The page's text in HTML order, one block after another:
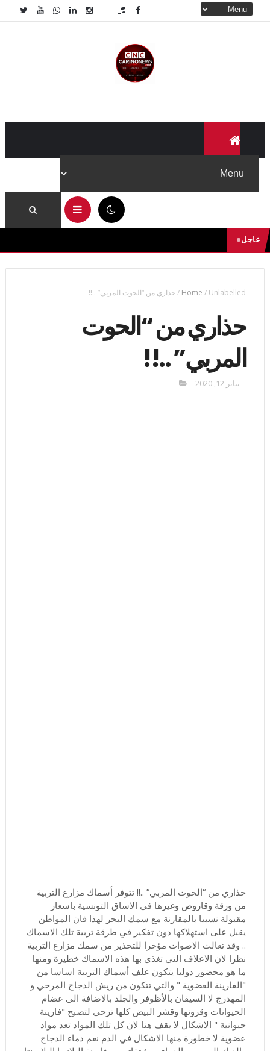
عاجل
Home / Unlabelled
/حذاري من “الحوت المربي” ..!!
حذاري من “الحوت
المربي” ..!!
يناير 12, 2020
حذاري من “الحوت المربي” ..!! تتوفر أسماك مزارع التربية
من ورقة وقاروص وغيرها في الاساق التونسية باسعار
مقبولة نسبيا بالمقارنة مع سمك البحر لهذا فان المواطن
يقبل على استهلاكها دون تفكير في طرقة تربية تلك الاسماك
.. وقد تعالت الاصوات مؤخرا للتحذير من سمك مزارع التربية
نظرا لان الاعلاف التي تغذي بها هذه الاسماك خطيرة ومنها
ما هو محضور دوليا يتكون علف أسماك التربية اساسا من
"الفارينة العضوية " والتي تتكون من ريش الدجاج المرحي و
المهدرج لا السيقان بالأظوفر والجلد بالاضافة الى عضام
الحيوانات وقرونها وقشر البيض كلها ترحي لتصبح "فارينة
حيوانية " الاشكال لا يقف هنا لان كل تلك المواد تعد مواد
عضوية لا خطورة منها الاشكال في الدم نعم دماء الدجاج